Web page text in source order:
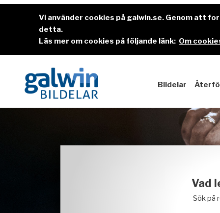
Vi använder cookies på galwin.se. Genom att
detta.
Läs mer om cookies på följande länk: Om
Bildelar
Vad
Sök på